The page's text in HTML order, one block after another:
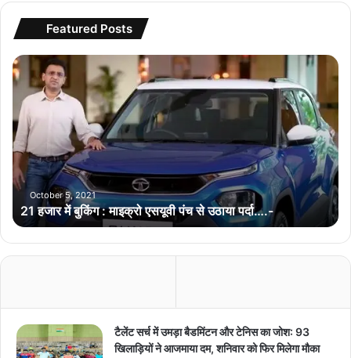
Featured Posts
2
1
जा
र
में
बु
किं
ग
मा
इ
यू
वी
पं
October 5, 2021
21 हजार में बुकिंग : माइक्रो एसयूवी पंच से उठाया पर्दा….-
टैलेंट सर्च में उमड़ा बैडमिंटन और टेनिस का जोश: 93
खिलाड़ियों ने आजमाया दम, शनिवार को फिर मिलेगा मौका